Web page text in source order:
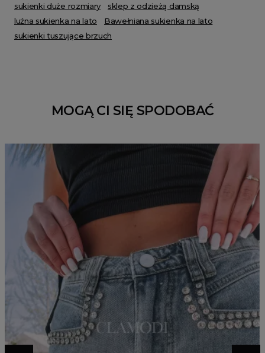
sukienki duże rozmiary
sklep z odzieżą damską
luźna sukienka na lato
Bawełniana sukienka na lato
sukienki tuszujące brzuch
MOGĄ CI SIĘ SPODOBAĆ